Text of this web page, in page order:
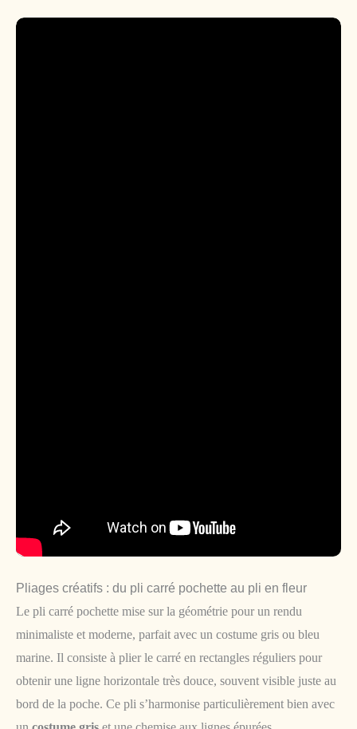
Pliages créatifs : du pli carré pochette au pli en fleur
Le pli carré pochette mise sur la géométrie pour un rendu
minimaliste et moderne, parfait avec un costume gris ou bleu
marine. Il consiste à plier le carré en rectangles réguliers pour
obtenir une ligne horizontale très douce, souvent visible juste au
bord de la poche. Ce pli s’harmonise particulièrement bien avec